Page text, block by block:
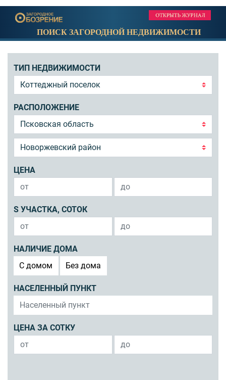
ПОИСК ЗАГОРОДНОЙ НЕДВИЖИМОСТИ
ТИП НЕДВИЖИМОСТИ
РАСПОЛОЖЕНИЕ
ЦЕНА
S УЧАСТКА, СОТОК
НАЛИЧИЕ ДОМА
C домом
Без дома
НАСЕЛЕННЫЙ ПУНКТ
ЦЕНА ЗА СОТКУ